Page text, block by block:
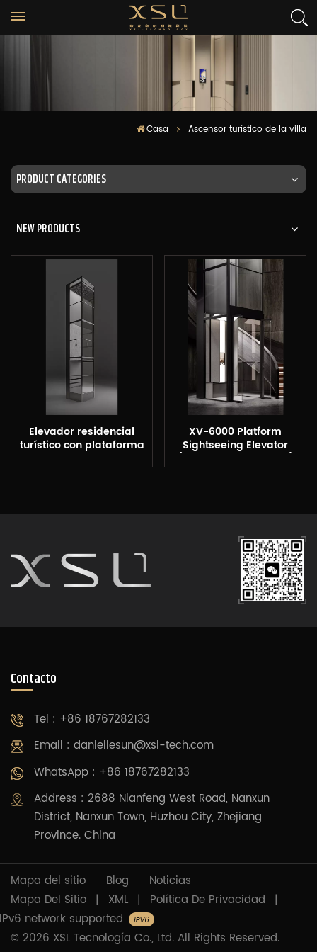
Casa Ascensor turístico de la villa
PRODUCT CATEGORIES
NEW PRODUCTS
Elevador residencial
turístico con plataforma
XV-6000 Platform
Sightseeing Elevator
Contacto
Tel : +86 18767282133
Email : daniellesun@xsl-tech.com
WhatsApp : +86 18767282133
Address : 2688 Nianfeng West Road, Nanxun
District, Nanxun Town, Huzhou City, Zhejiang
Province. China
Mapa del sitio Blog
Noticias
Mapa Del Sitio | XML | Política De Privacidad |
IPv6 network supported
© 2026 XSL Tecnología Co., Ltd. All Rights Reserved.